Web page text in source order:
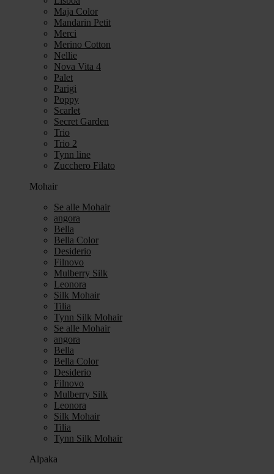
Maja Color
Mandarin Petit
Merci
Merino Cotton
Nellie
Nova Vita 4
Palet
Parigi
Poppy
Scarlet
Secret Garden
Trio
Trio 2
Tynn line
Zucchero Filato
Mohair
Se alle Mohair
angora
Bella
Bella Color
Desiderio
Filnovo
Mulberry Silk
Leonora
Silk Mohair
Tilia
Tynn Silk Mohair
Se alle Mohair
angora
Bella
Bella Color
Desiderio
Filnovo
Mulberry Silk
Leonora
Silk Mohair
Tilia
Tynn Silk Mohair
Alpaka